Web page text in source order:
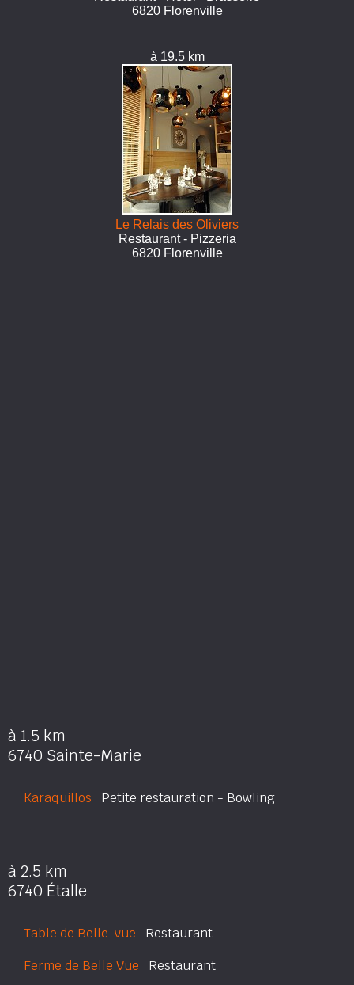
6820 Florenville
à 19.5 km
Le Relais des Oliviers
Restaurant - Pizzeria
6820 Florenville
à 1.5 km
6740 Sainte-Marie
Karaquillos Petite restauration - Bowling
à 2.5 km
6740 Étalle
Table de Belle-vue Restaurant
Ferme de Belle Vue Restaurant